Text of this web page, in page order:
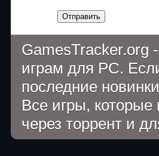
Отправить
GamesTracker.org
играм для PC.
последние
Все игры,
через торрент и